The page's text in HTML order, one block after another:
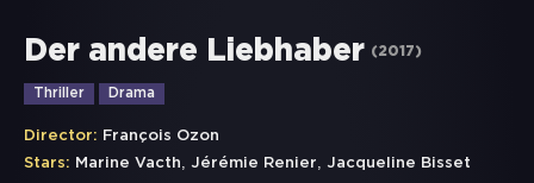
Der andere Liebhaber (2017)
Thriller Drama
Director: François Ozon
Stars: Marine Vacth, Jérémie Renier, Jacqueline Bisset